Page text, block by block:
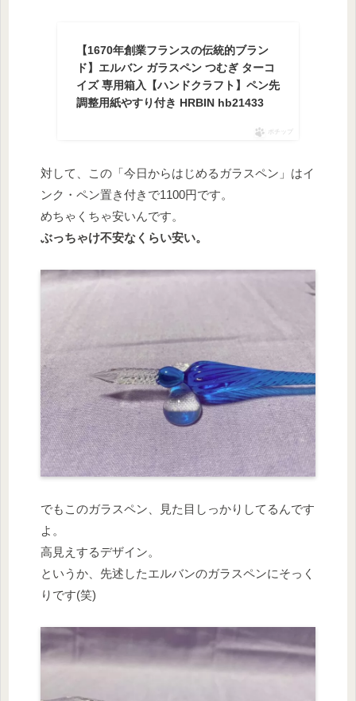
【1670年創業フランスの伝統的ブラン
ド】エルバン ガラスペン つむぎ ターコ
イズ 専用箱入【ハンドクラフト】ペン先
調整用紙やすり付き HRBIN hb21433
ポチップ
対して、この「今日からはじめるガラスペン」はイ
ンク・ペン置き付きで1100円です。
めちゃくちゃ安いんです。
ぶっちゃけ不安なくらい安い。
でもこのガラスペン、見た目しっかりしてるんです
よ。
高見えするデザイン。
というか、先述したエルバンのガラスペンにそっく
りです(笑)